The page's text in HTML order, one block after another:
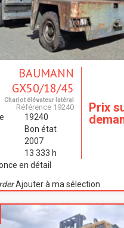
Chariot élévateur latéral
BAUMANN
GX50/18/45
Référence 19240
19240
Bon état
2007
13 333 h
Prix
en détail
Ajouter à ma sélection